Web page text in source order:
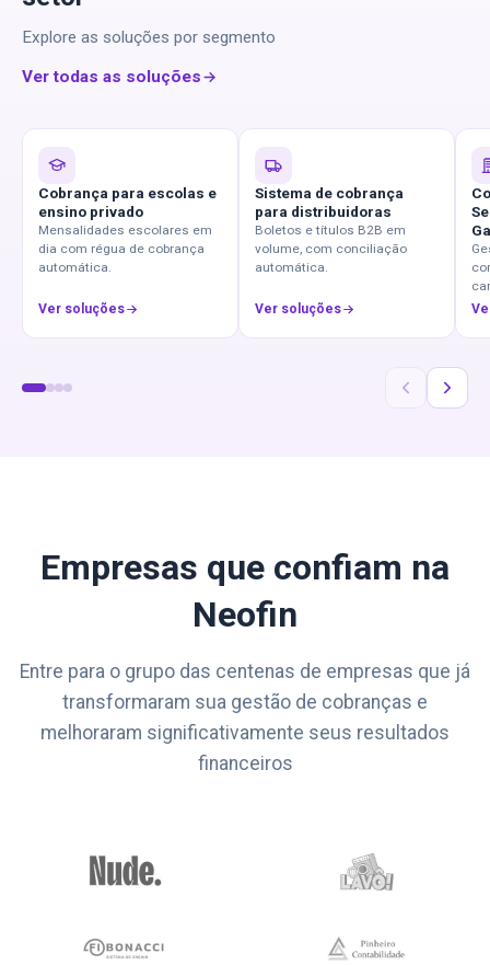
Explore as soluções por segmento
Ver todas as soluções
Cobrança para escolas e
ensino privado
Mensalidades escolares em
dia com régua de cobrança
automática.
Ver soluções
Sistema de cobrança
para distribuidoras
Boletos e títulos B2B em
volume, com conciliação
automática.
Ver soluções
Empresas que confiam na
Neofin
Entre para o grupo das centenas de empresas que já
transformaram sua gestão de cobranças e
melhoraram significativamente seus resultados
financeiros